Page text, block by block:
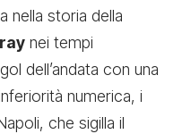
nella storia della
nei tempi
dell’andata con una
numerica, i
che sigilla il